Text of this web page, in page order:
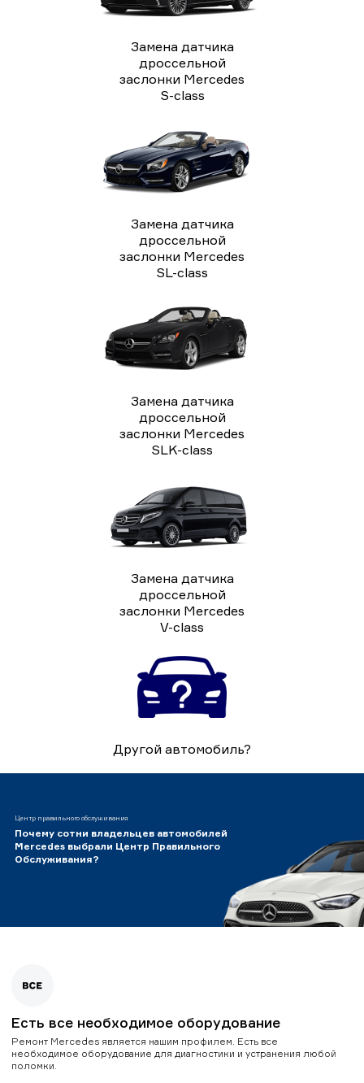
Замена датчика
дроссельной
заслонки Mercedes
S-class
Замена датчика
дроссельной
заслонки Mercedes
SL-class
Замена датчика
дроссельной
заслонки Mercedes
SLK-class
Замена датчика
дроссельной
заслонки Mercedes
V-class
Другой автомобиль?
Центр правильного обслуживания
Почему сотни владельцев автомобилей
Mercedes выбрали Центр Правильного
Обслуживания?
Есть все необходимое оборудование
Ремонт Mercedes является нашим профилем. Есть все
необходимое оборудование для диагностики и устранения любой
поломки.